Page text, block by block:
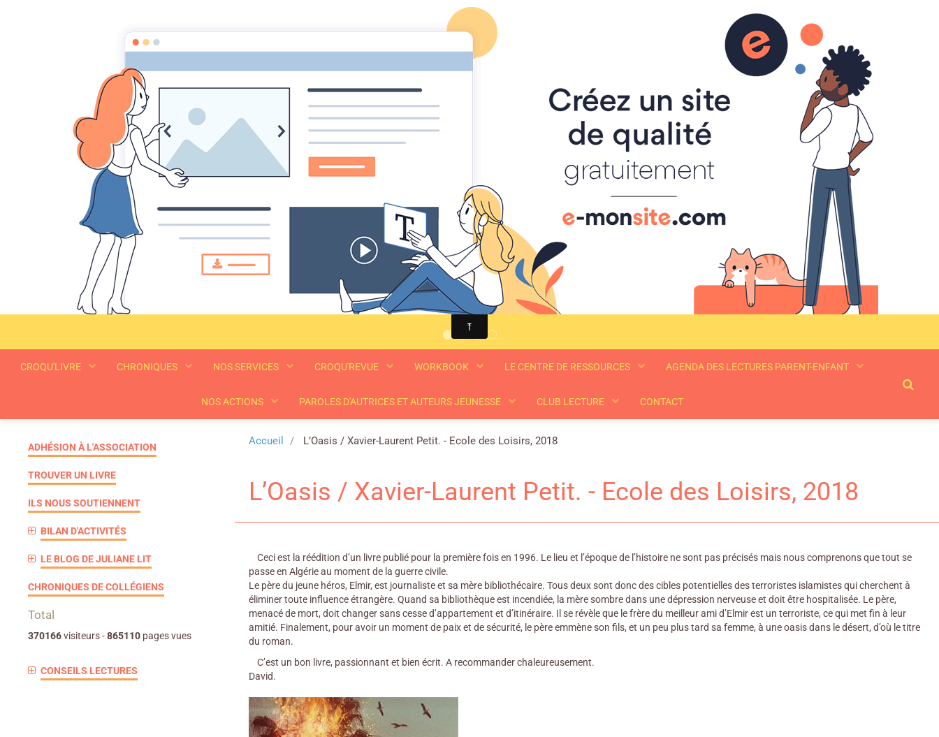
Croqu'livre
CROQU'LIVRE CHRONIQUES NOS SERVICES CROQU'REVUE WORKBOOK LE CENTRE DE RESSOURCES AGENDA DES LECTURES PARENT-ENFANT
NOS ACTIONS PAROLES D'AUTRICES ET AUTEURS JEUNESSE CLUB LECTURE CONTACT
Accueil L’Oasis / Xavier-Laurent Petit. - Ecole des Loisirs, 2018
L’Oasis / Xavier-Laurent Petit. - Ecole des Loisirs, 2018
Ceci est la réédition d’un livre publié pour la première fois en 1996. Le lieu et l’époque de l’histoire ne sont pas précisés mais nous comprenons que tout se
passe en Algérie au moment de la guerre civile.
Le père du jeune héros, Elmir, est journaliste et sa mère bibliothécaire. Tous deux sont donc des cibles potentielles des terroristes islamistes qui cherchent à
éliminer toute influence étrangère. Quand sa bibliothèque est incendiée, la mère sombre dans une dépression nerveuse et doit être hospitalisée. Le père,
menacé de mort, doit changer sans cesse d’appartement et d’itinéraire. Il se révèle que le frère du meilleur ami d’Elmir est un terroriste, ce qui met fin à leur
amitié. Finalement, pour avoir un moment de paix et de sécurité, le père emmène son fils, et un peu plus tard sa femme, à une oasis dans le désert, d’où le titre
du roman.
C’est un bon livre, passionnant et bien écrit. A recommander chaleureusement.
David.
ADHÉSION À L'ASSOCIATION
TROUVER UN LIVRE
ILS NOUS SOUTIENNENT
BILAN D'ACTIVITÉS
LE BLOG DE JULIANE LIT
CHRONIQUES DE COLLÉGIENS
Total
370166visiteurs -865110 pages vues
CONSEILS LECTURES